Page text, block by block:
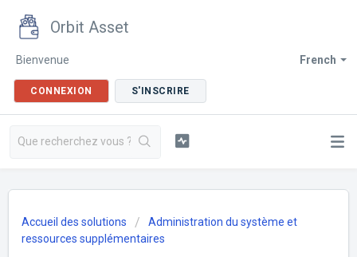
Orbit Asset
French
Bienvenue
CONNEXION S'INSCRIRE
Accueil des solutions
Administration du système et
ressources supplémentaires